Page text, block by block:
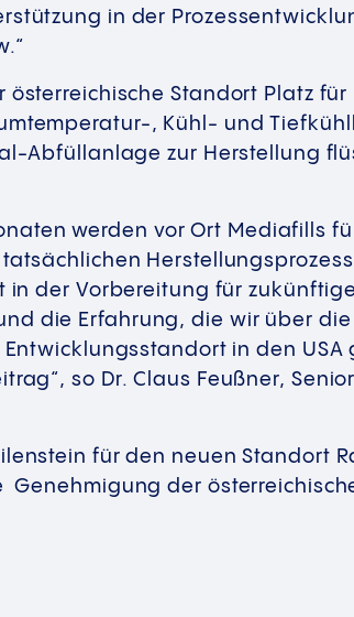
in der
österreichische Standort Platz
, Kühl- und
Abfüllanlage zur Herstellung
werden vor Ort Mediafills
in der Vorbereitung für
die Erfahrung, die wir über
in den
so Dr. Claus Feußner,
für den neuen Standort
Genehmigung der